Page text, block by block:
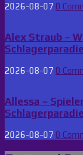
2026-08-07 0
Alex Straub –
2026-08-07 0
Allessa –
2026-08-07 0